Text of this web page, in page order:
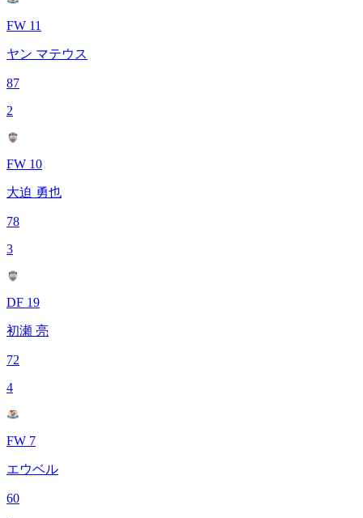
FW 11
ヤン マテウス
87
2
FW 10
大迫 勇也
78
3
DF 19
初瀬 亮
72
4
FW 7
エウベル
60